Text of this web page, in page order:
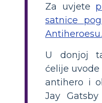
Za uvjete
satnice
Antiheroesu.
U donjoj
ćelije
antihero i
Jay